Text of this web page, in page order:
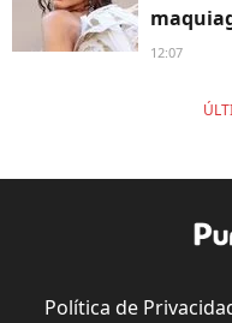
12:07
Política de